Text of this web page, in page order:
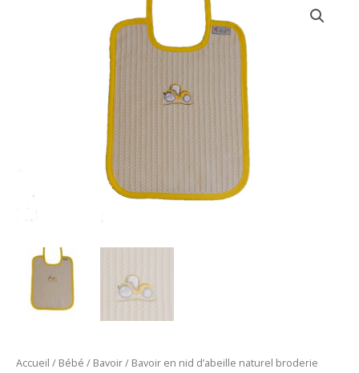
Accueil / Bébé / Bavoir/ Bavoir en nid d’abeille naturel broderie